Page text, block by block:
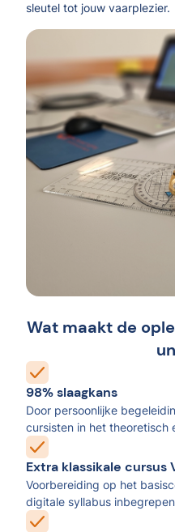
sleutel tot jouw vaarplezier.
Wat maakt de
98% slaagkans
Door persoonlijke
cursisten in het theoretisch
Extra klassikale cursus
Voorbereiding op het
digitale syllabus inbegrepen